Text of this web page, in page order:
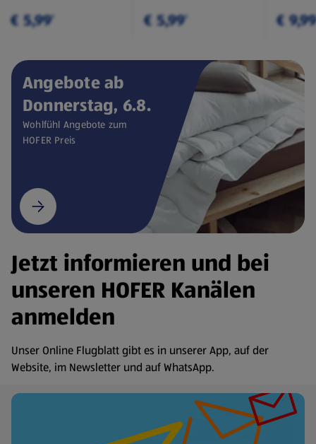
€ 5,99¹ € 5,99¹ €
Angebote ab
Donnerstag, 6.8.
Wohlfühl Angebote zum
HOFER Preis
Jetzt informieren und bei
unseren HOFER Kanälen
anmelden
Unser Online Flugblatt gibt es in unserer App, auf der
Website, im Newsletter und auf WhatsApp.